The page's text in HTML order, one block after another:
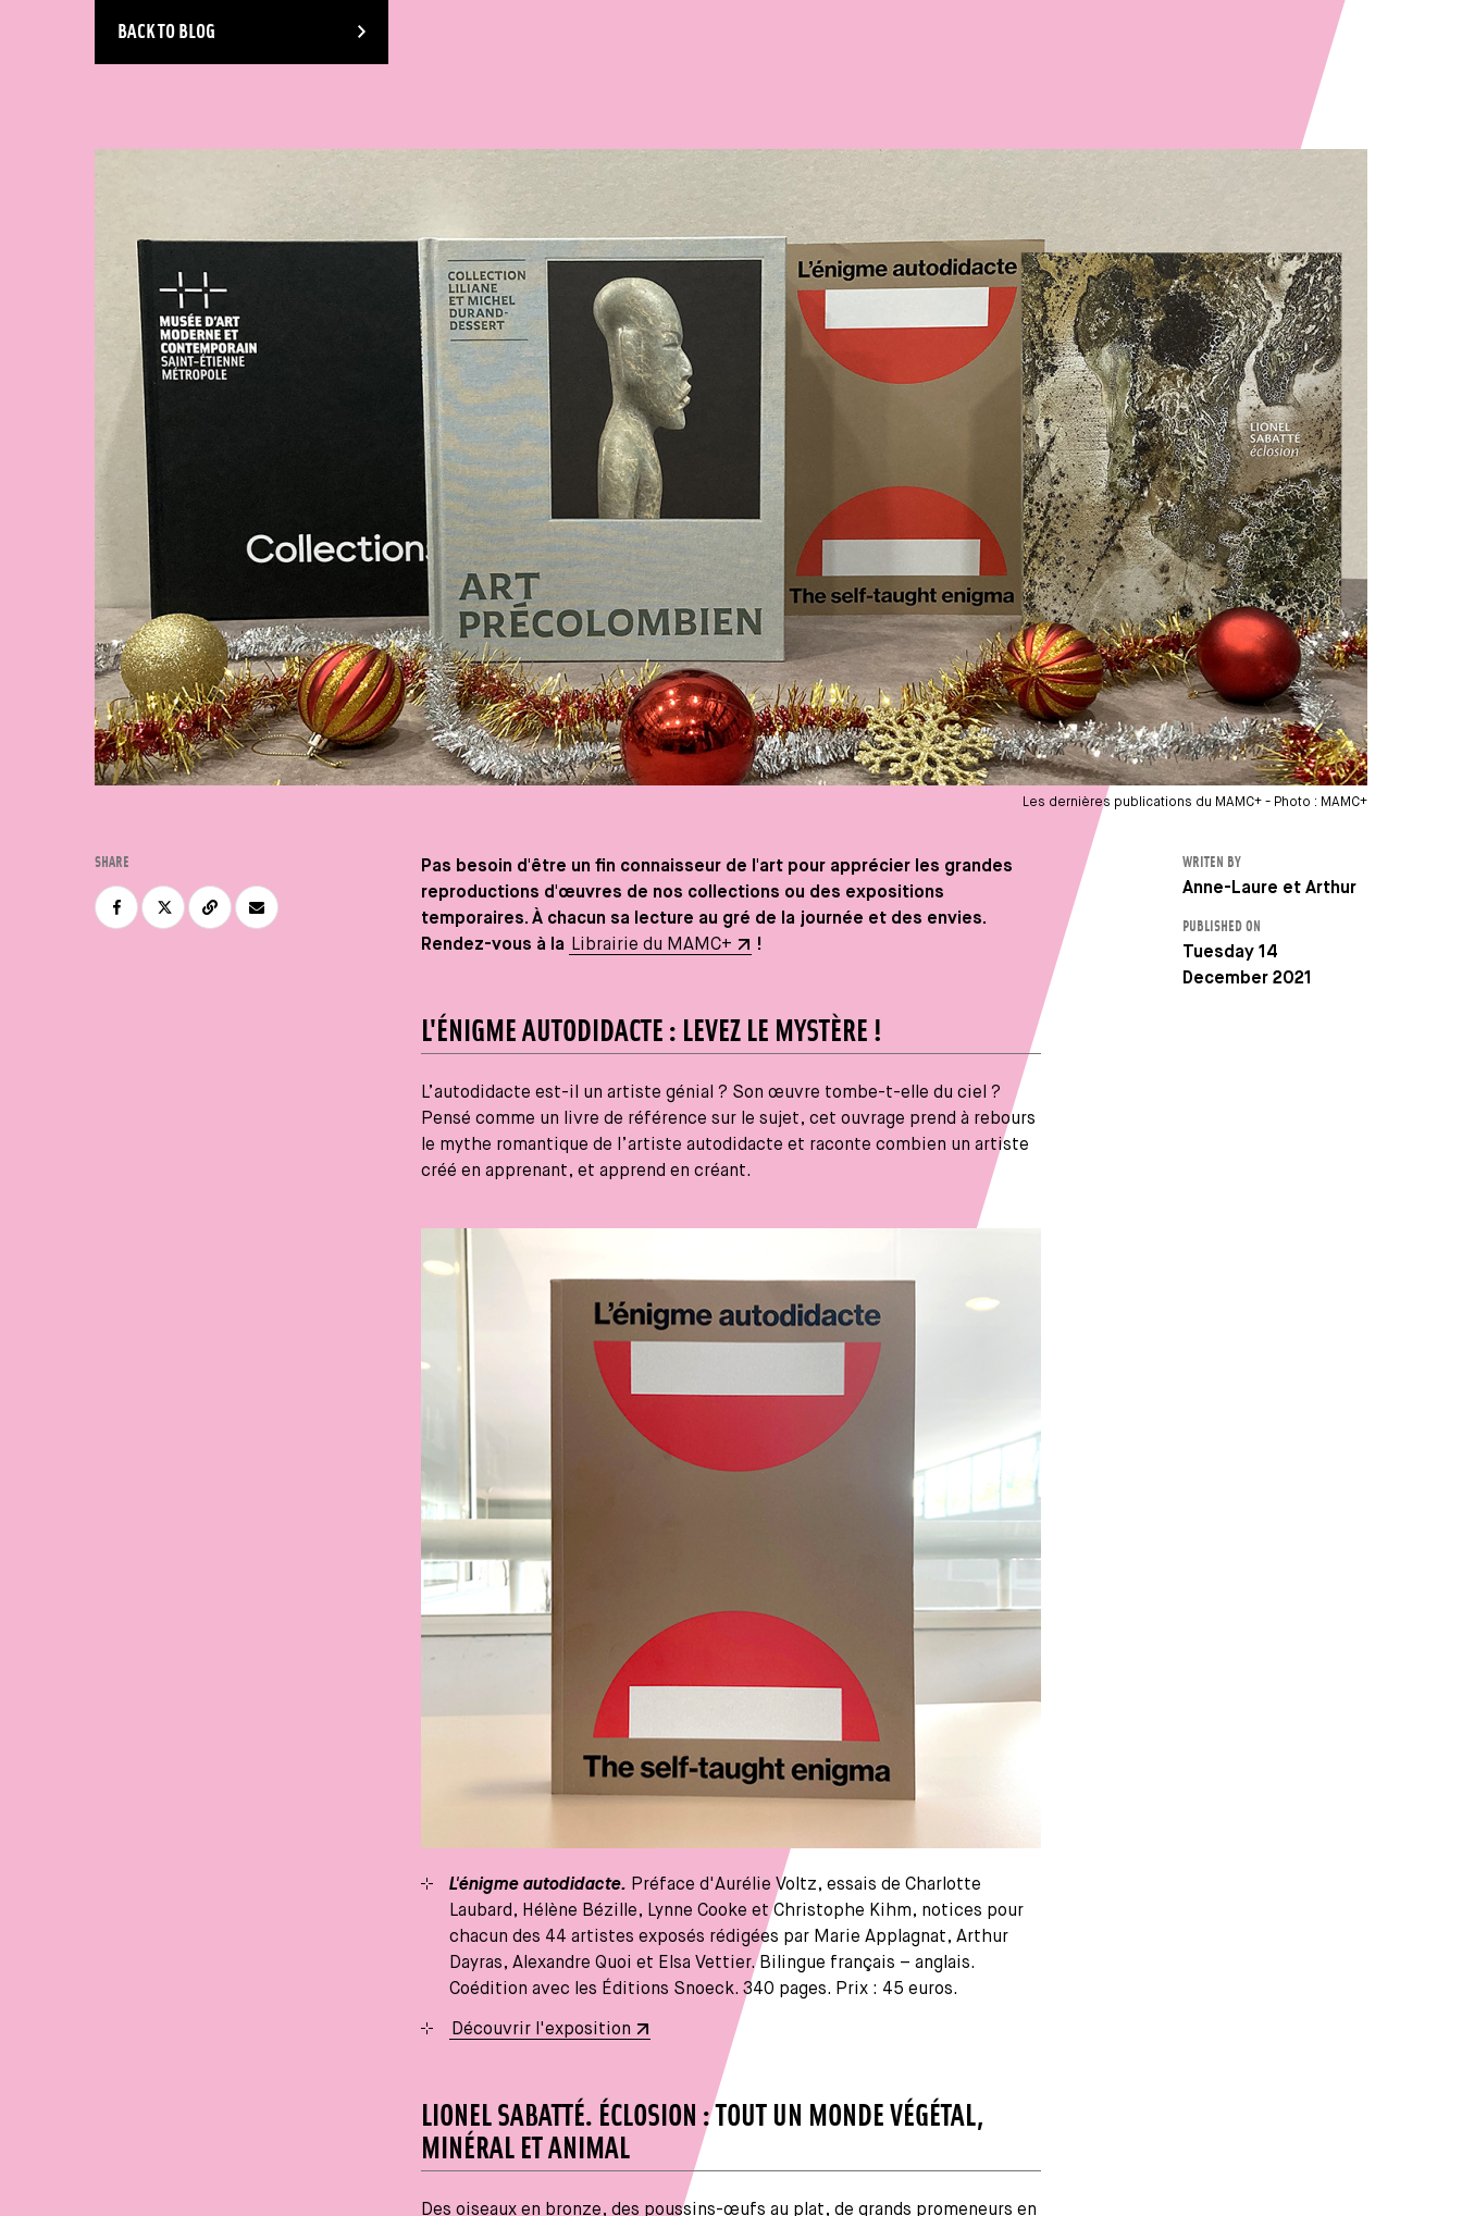
BACK TO BLOG
Les dernières publications du MAMC+ - Photo : MAMC+
WRITEN BY
Auteur
Anne-Laure et Arthur
PUBLISHED ON
Tuesday 14
December 2021
Pas besoin d'être un fin connaisseur de l'art pour apprécier les grandes
reproductions d'œuvres de nos collections ou des expositions
temporaires. À chacun sa lecture au gré de la journée et des envies.
Rendez-vous à la Librairie du MAMC+ !
L'ÉNIGME AUTODIDACTE : LEVEZ LE MYSTÈRE !
L’autodidacte est-il un artiste génial ? Son œuvre tombe-t-elle du ciel ?
Pensé comme un livre de référence sur le sujet, cet ouvrage prend à rebours
le mythe romantique de l’artiste autodidacte et raconte combien un artiste
créé en apprenant, et apprend en créant.
L'énigme autodidacte. Préface d'Aurélie Voltz, essais de Charlotte
Laubard, Hélène Bézille, Lynne Cooke et Christophe Kihm, notices pour
chacun des 44 artistes exposés rédigées par Marie Applagnat, Arthur
Dayras, Alexandre Quoi et Elsa Vettier. Bilingue français – anglais.
Coédition avec les Éditions Snoeck. 340 pages. Prix : 45 euros.
Découvrir l'exposition
LIONEL SABATTÉ. ÉCLOSION : TOUT UN MONDE VÉGÉTAL,
MINÉRAL ET ANIMAL
Des oiseaux en bronze, des poussins-œufs au plat, de grands promeneurs en
SHARE